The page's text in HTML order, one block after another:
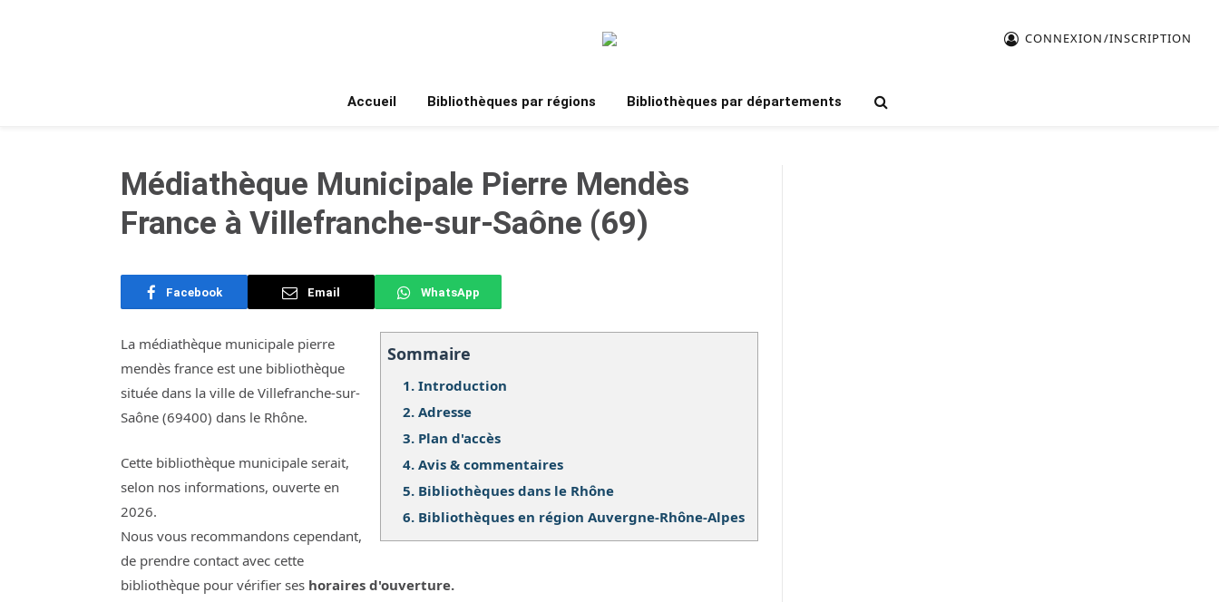
CONNEXION/INSCRIPTION
Accueil Bibliothèques par régions Bibliothèques par départements
Médiathèque Municipale Pierre Mendès
France à Villefranche-sur-Saône (69)
Facebook Email WhatsApp
Sommaire
1. Introduction
2. Adresse
3. Plan d'accès
4. Avis & commentaires
5. Bibliothèques dans le Rhône
6. Bibliothèques en région Auvergne-Rhône-Alpes
La médiathèque municipale pierre
mendès france est une bibliothèque
située dans la ville de Villefranche-sur-
Saône (69400) dans le Rhône.
Cette bibliothèque municipale serait,
selon nos informations, ouverte en
2026.
Nous vous recommandons cependant,
de prendre contact avec cette
bibliothèque pour vérifier ses horaires d'ouverture.